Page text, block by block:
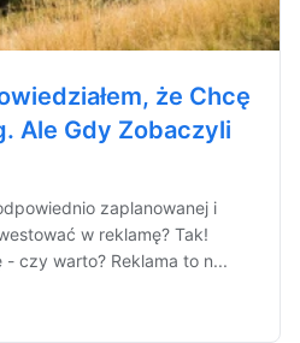
że Chcę
Ale Gdy Zobaczyli
zaplanowanej i
w reklamę? Tak!
- czy warto? Reklama to n...